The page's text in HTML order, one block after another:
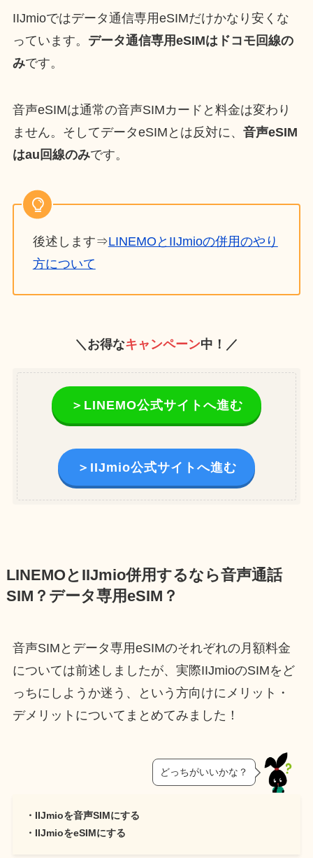
IIJmioではデータ通信専用eSIMだけかなり安くな
っています。 データ通信専用eSIMはドコモ回線の
みです。
音声eSIMは通常の音声SIMカードと料金は変わり
ません。そしてデータeSIMとは反対に、 音声eSIM
はau回線のみです。
後述します⇒LINEMOとIIJmioの併用のやり
方について
＼お得なキャンペーン中！／
＞LINEMO公式サイトへ進む
＞IIJmio公式サイトへ進む
LINEMOとIIJmio併用するなら音声通話
SIM？データ専用eSIM？
音声SIMとデータ専用eSIMのそれぞれの月額料金
については前述しましたが、実際IIJmioのSIMをど
っちにしようか迷う、という方向けにメリット・
デメリットについてまとめてみました！
どっちがいいかな？
・IIJmioを音声SIMにする
・IIJmioをeSIMにする